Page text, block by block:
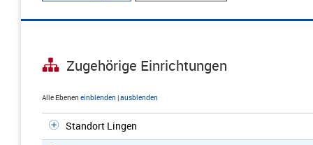
Zugehörige Einrichtungen
Alle Ebenen einblenden |ausblenden
Standort Lingen